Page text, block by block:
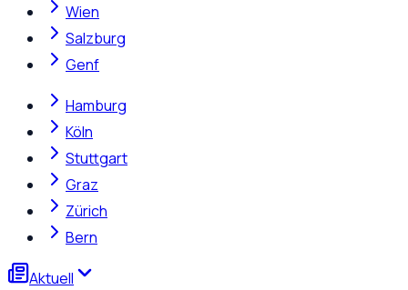
Wien
Salzburg
Genf
Hamburg
Köln
Stuttgart
Graz
Zürich
Bern
Aktuell